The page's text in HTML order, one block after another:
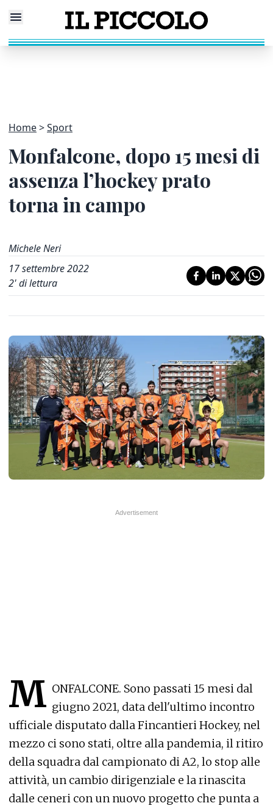
Home Sport
Monfalcone, dopo 15 mesi di
assenza l’hockey prato
torna in campo
Michele Neri
17 settembre 2022
2' di lettura
M ONFALCONE. Sono passati 15 mesi dal
giugno 2021, data dell'ultimo incontro
ufficiale disputato dalla Fincantieri Hockey, nel
mezzo ci sono stati, oltre alla pandemia, il ritiro
della squadra dal campionato di A2, lo stop alle
attività, un cambio dirigenziale e la rinascita
dalle ceneri con un nuovo progetto che punta a